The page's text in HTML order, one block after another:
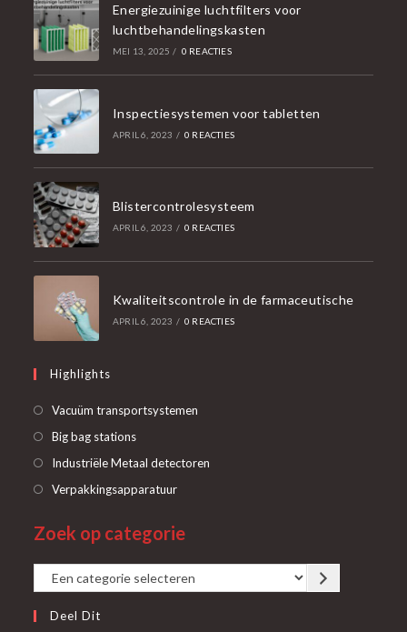
Energiezuinige luchtfilters voor
luchtbehandelingskasten
MEI 13, 2025 / 0 REACTIES
Inspectiesystemen voor tabletten
APRIL 6, 2023 / 0 REACTIES
Blistercontrolesysteem
APRIL 6, 2023 / 0 REACTIES
Kwaliteitscontrole in de farmaceutische
APRIL 6, 2023 / 0 REACTIES
Highlights
Vacuüm transportsystemen
Big bag stationsOpent
in
Industriële Metaal detectoren
VerpakkingsapparatuurOpent
een
tab
Zoek op categorie
Een
categorie
selecteren
Deel Dit